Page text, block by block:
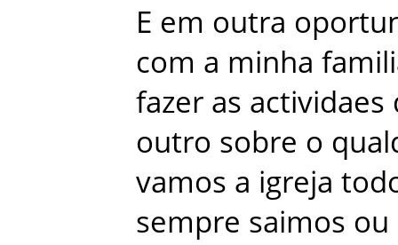
E em outra
com a minha
fazer as actividaes
outro sobre o
vamos a igreja
sempre saimos ou